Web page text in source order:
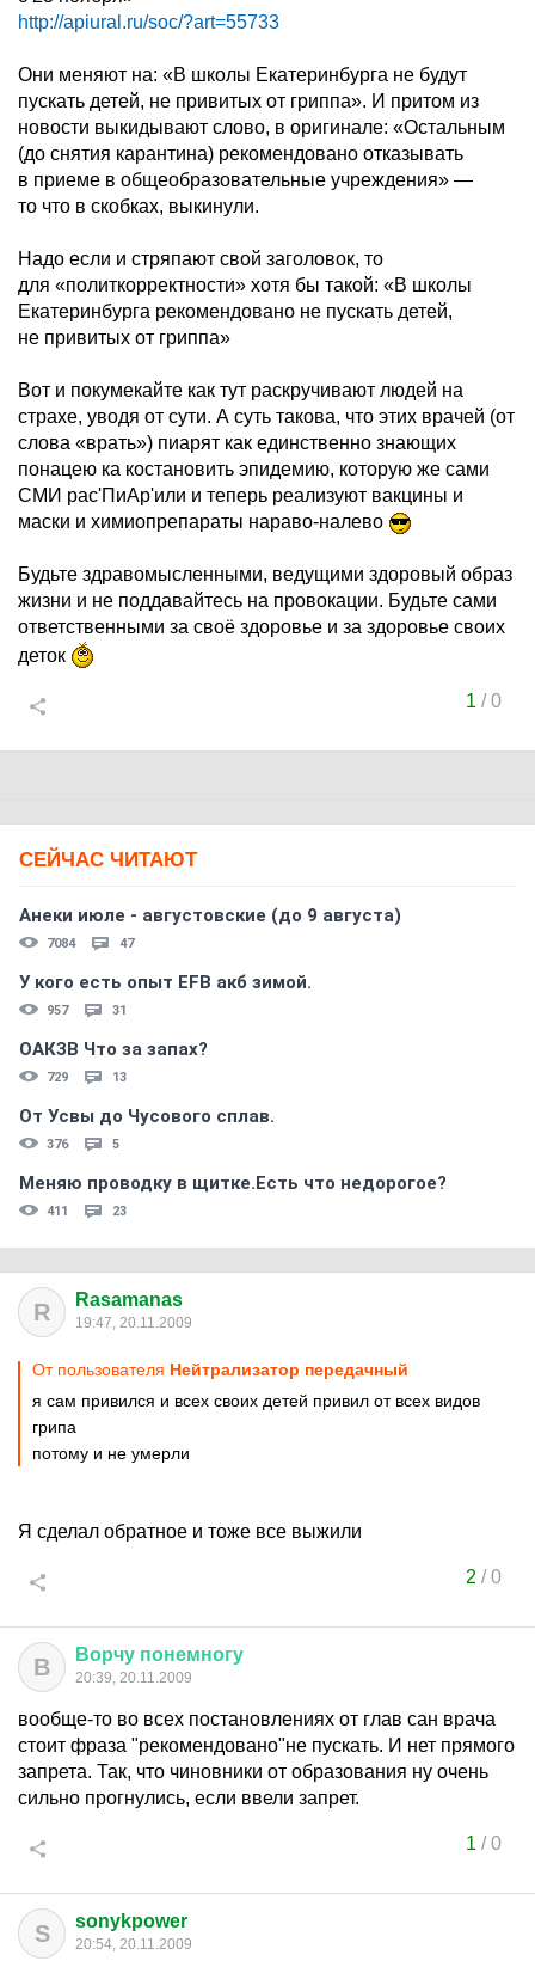
http://apiural.ru/soc/?art=55733
Они меняют на: «В школы Екатеринбурга не будут
пускать детей, не привитых от гриппа». И притом из
новости выкидывают слово, в оригинале: «Остальным
(до снятия карантина) рекомендовано отказывать
в приеме в общеобразовательные учреждения» —
то что в скобках, выкинули.
Надо если и стряпают свой заголовок, то
для «политкорректности» хотя бы такой: «В школы
Екатеринбурга рекомендовано не пускать детей,
не привитых от гриппа»
Вот и покумекайте как тут раскручивают людей на
страхе, уводя от сути. А суть такова, что этих врачей (от
слова «врать») пиарят как единственно знающих
понацею ка костановить эпидемию, которую же сами
СМИ рас'ПиАр'или и теперь реализуют вакцины и
маски и химиопрепараты нараво-налево
Будьте здравомысленными, ведущими здоровый образ
жизни и не поддавайтесь на провокации. Будьте сами
ответственными за своё здоровье и за здоровье своих
деток
1 /0
СЕЙЧАС ЧИТАЮТ
Анеки июле - августовские (до 9 августа)
7084 47
У кого есть опыт EFB акб зимой.
957 31
ОАКЗВ Что за запах?
729 13
От Усвы до Чусового сплав.
376 5
Меняю проводку в щитке.Есть что недорогое?
411 23
R Rasamanas
19:47, 20.11.2009
От пользователя Нейтрализатор передачный
я сам привился и всех своих детей привил от всех видов
грипа
потому и не умерли
Я сделал обратное и тоже все выжили
2 /0
В Ворчу понемногу
20:39, 20.11.2009
вообще-то во всех постановлениях от глав сан врача
стоит фраза "рекомендовано"не пускать. И нет прямого
запрета. Так, что чиновники от образования ну очень
сильно прогнулись, если ввели запрет.
1 /0
S sonykpower
20:54, 20.11.2009